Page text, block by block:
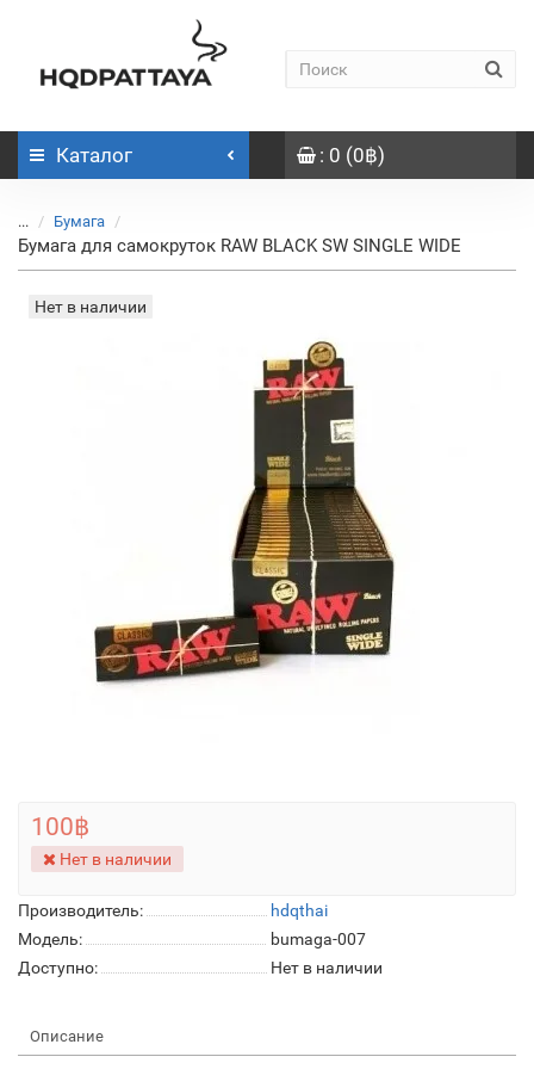
Каталог : 0 (0฿)
... Бумага
Бумага для самокруток RAW BLACK SW SINGLE WIDE
Нет в наличии
Производитель:
hdqthai
Модель:
bumaga-007
Доступно:
Нет в наличии
100฿
Нет в наличии
Описание